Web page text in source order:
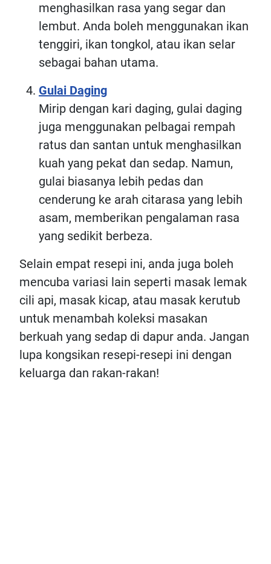
menghasilkan rasa yang segar dan
lembut. Anda boleh menggunakan ikan
tenggiri, ikan tongkol, atau ikan selar
sebagai bahan utama.
Gulai Daging
Mirip dengan kari daging, gulai daging
juga menggunakan pelbagai rempah
ratus dan santan untuk menghasilkan
kuah yang pekat dan sedap. Namun,
gulai biasanya lebih pedas dan
cenderung ke arah citarasa yang lebih
asam, memberikan pengalaman rasa
yang sedikit berbeza.
Selain empat resepi ini, anda juga boleh
mencuba variasi lain seperti masak lemak
cili api, masak kicap, atau masak kerutub
untuk menambah koleksi masakan
berkuah yang sedap di dapur anda. Jangan
lupa kongsikan resepi-resepi ini dengan
keluarga dan rakan-rakan!